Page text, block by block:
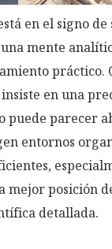
en el signo de
mente
práctico.
en una
puede parecer
entornos
mejor posición
detallada.